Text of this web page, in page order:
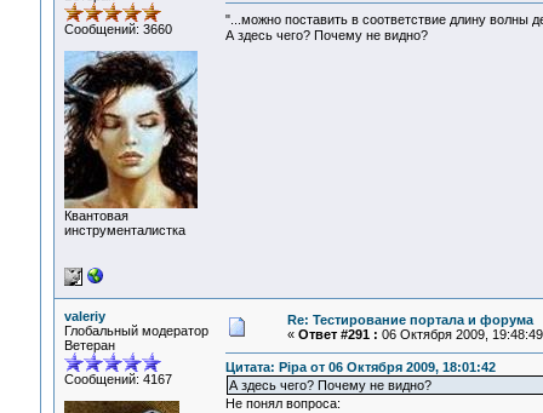
Сообщений: 3660
Квантовая
инструменталистка
"...можно поставить в соответствие длину волны
А здесь чего? Почему не видно?
valeriy
Глобальный модератор
Ветеран
Сообщений: 4167
Re: Тестирование портала и форума
« Ответ #291 : 06 Октября 2009,
Цитата: Pipa от 06 Октября 2009, 18:01:42
А здесь чего? Почему не видно?
Не понял вопроса: